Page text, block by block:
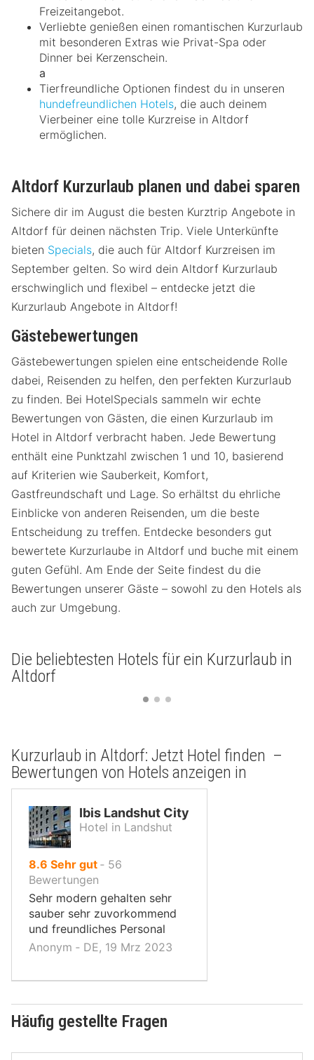
Freizeitangebot.
Verliebte genießen einen romantischen Kurzurlaub
mit besonderen Extras wie Privat-Spa oder
Dinner bei Kerzenschein.
a
Tierfreundliche Optionen findest du in unseren
hundefreundlichen Hotels, die auch deinem
Vierbeiner eine tolle Kurzreise in Altdorf
ermöglichen.
Altdorf Kurzurlaub planen und dabei sparen
Sichere dir im August die besten Kurztrip Angebote in
Altdorf für deinen nächsten Trip. Viele Unterkünfte
bieten Specials, die auch für Altdorf Kurzreisen im
September gelten. So wird dein Altdorf Kurzurlaub
erschwinglich und flexibel – entdecke jetzt die
Kurzurlaub Angebote in Altdorf!
Gästebewertungen
Gästebewertungen spielen eine entscheidende Rolle
dabei, Reisenden zu helfen, den perfekten Kurzurlaub
zu finden. Bei HotelSpecials sammeln wir echte
Bewertungen von Gästen, die einen Kurzurlaub im
Hotel in Altdorf verbracht haben. Jede Bewertung
enthält eine Punktzahl zwischen 1 und 10, basierend
auf Kriterien wie Sauberkeit, Komfort,
Gastfreundschaft und Lage. So erhältst du ehrliche
Einblicke von anderen Reisenden, um die beste
Entscheidung zu treffen. Entdecke besonders gut
bewertete Kurzurlaube in Altdorf und buche mit einem
guten Gefühl. Am Ende der Seite findest du die
Bewertungen unserer Gäste – sowohl zu den Hotels als
auch zur Umgebung.
Die beliebtesten Hotels für ein Kurzurlaub in
Altdorf
Kurzurlaub in Altdorf: Jetzt Hotel finden –
Bewertungen von Hotels anzeigen in
Ibis Landshut City
Hotel in Landshut
8.6 von
10,
Sehr gut ‐ 56
Bewertungen
Sehr modern gehalten sehr
sauber sehr zuvorkommend
und freundliches Personal
Anonym ‐ DE, 19 Mrz 2023
Häufig gestellte Fragen